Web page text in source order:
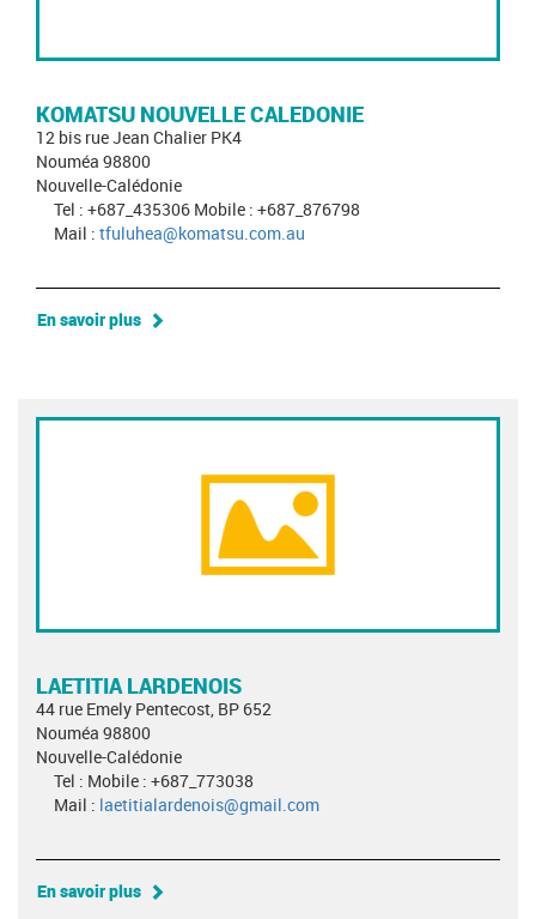
KOMATSU NOUVELLE CALEDONIE
12 bis rue Jean Chalier PK4
Nouméa 98800
Nouvelle-Calédonie
Tel : +687_435306 Mobile : +687_876798
Mail : tfuluhea@komatsu.com.au
En savoir plus
LAETITIA LARDENOIS
44 rue Emely Pentecost, BP 652
Nouméa 98800
Nouvelle-Calédonie
Tel : Mobile : +687_773038
Mail : laetitialardenois@gmail.com
En savoir plus